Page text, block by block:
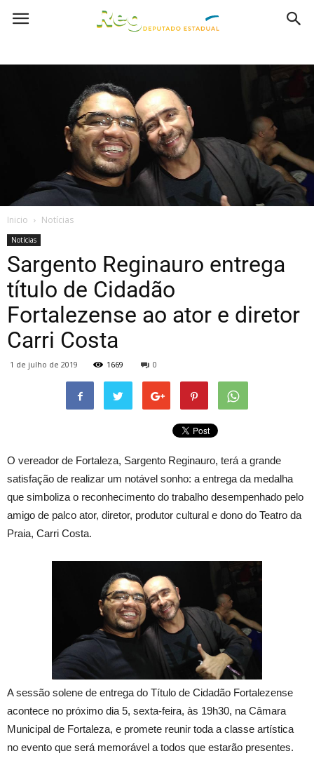
Inicio Notícias
Notícias
Sargento Reginauro entrega
título de Cidadão
Fortalezense ao ator e diretor
Carri Costa
1 de julho de 2019 1669 0
O vereador de Fortaleza, Sargento Reginauro, terá a grande
satisfação de realizar um notável sonho: a entrega da medalha
que simboliza o reconhecimento do trabalho desempenhado pelo
amigo de palco ator, diretor, produtor cultural e dono do Teatro da
Praia, Carri Costa.
A sessão solene de entrega do Título de Cidadão Fortalezense
acontece no próximo dia 5, sexta-feira, às 19h30, na Câmara
Municipal de Fortaleza, e promete reunir toda a classe artística
no evento que será memorável a todos que estarão presentes.